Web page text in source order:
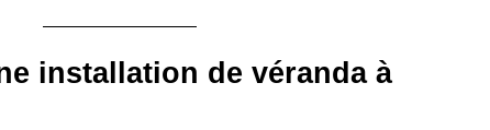
installation de véranda à